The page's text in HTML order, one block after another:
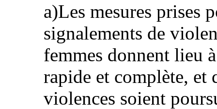
a)Les mesures prises
signalements de
femmes donnent lieu
rapide et complète, et
violences soient